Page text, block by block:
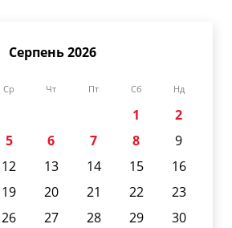
Серпень 2026
Ср Чт Пт Сб Нд
1
2
5 6 7 8
9
12 13 14 15
16
19 20 21 22
23
26 27 28 29
30